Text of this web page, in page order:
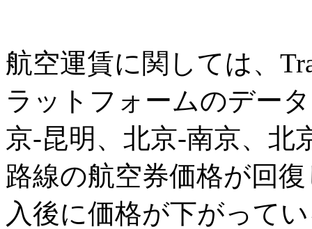
航空運賃に関しては、
ラットフォームのデー
京-昆明、北京-南京、北
路線の航空券価格が回
入後に価格が下がって